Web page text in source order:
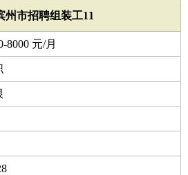
州市招聘组装工11
8000 元/月